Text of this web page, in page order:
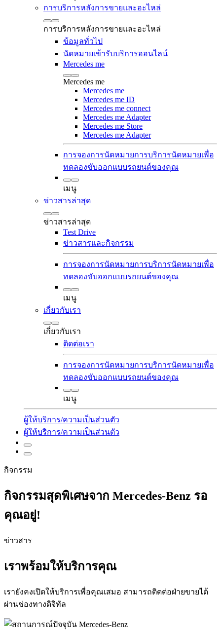
การบริการหลังการขายและอะไหล่
การบริการหลังการขายและอะไหล่
ข้อมูลทั่วไป
นัดหมายเข้ารับบริการออนไลน์
Mercedes me
Mercedes me
Mercedes me
Mercedes me ID
Mercedes me connect
Mercedes me Adapter
Mercedes me Store
Mercedes me Adapter
การจองการนัดหมายการบริการนัดหมายเพื่อ
ทดลองขับออกแบบรถยนต์ของคุณ
เมนู
ข่าวสารล่าสุด
ข่าวสารล่าสุด
Test Drive
ข่าวสารและกิจกรรม
การจองการนัดหมายการบริการนัดหมายเพื่อ
ทดลองขับออกแบบรถยนต์ของคุณ
เมนู
เกี่ยวกับเรา
เกี่ยวกับเรา
ติดต่อเรา
การจองการนัดหมายการบริการนัดหมายเพื่อ
ทดลองขับออกแบบรถยนต์ของคุณ
เมนู
ผู้ให้บริการ/ความเป็นส่วนตัว
ผู้ให้บริการ/ความเป็นส่วนตัว
กิจกรรม
กิจกรรมสุดพิเศษจาก Mercedes-Benz รอ
คุณอยู่!
ข่าวสาร
เราพร้อมให้บริการคุณ
เรายังคงเปิดให้บริการเพื่อคุณเสมอ สามารถติดต่อฝ่ายขายได้
ผ่านช่องทางดิจิทัล